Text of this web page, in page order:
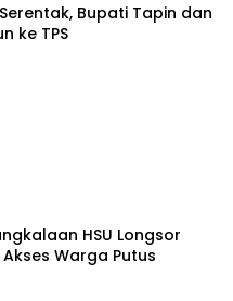
Bupati Tapin dan
ke TPS
HSU Longsor
Warga Putus